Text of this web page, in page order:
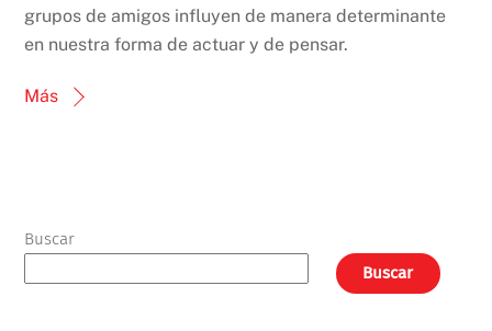
grupos de amigos influyen de manera determinante
en nuestra forma de actuar y de pensar.
Más
Buscar
Buscar